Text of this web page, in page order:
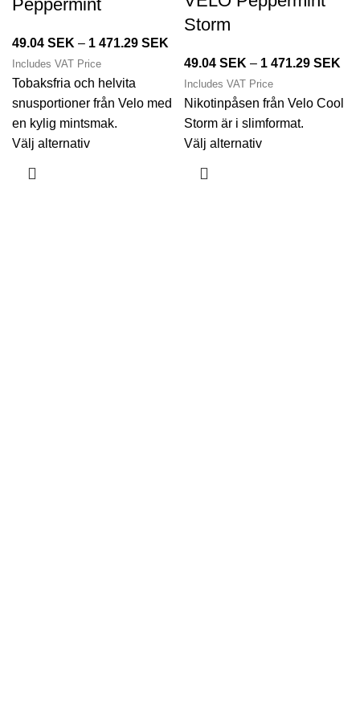
Peppermint
49.04 SEK – 1 471.29 SEK
Includes VAT Price
Tobaksfria och helvita
snusportioner från Velo med
en kylig mintsmak.
Välj alternativ
Storm
49.04 SEK – 1 471.29 SEK
Includes VAT Price
Nikotinpåsen från Velo Cool
Storm är i slimformat.
Välj alternativ